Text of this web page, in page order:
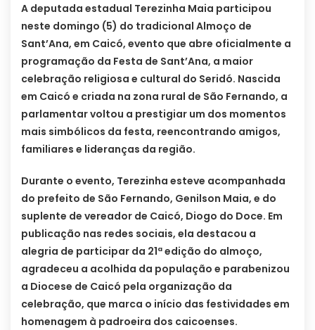
A deputada estadual Terezinha Maia participou
neste domingo (5) do tradicional Almoço de
Sant’Ana, em Caicó, evento que abre oficialmente a
programação da Festa de Sant’Ana, a maior
celebração religiosa e cultural do Seridó. Nascida
em Caicó e criada na zona rural de São Fernando, a
parlamentar voltou a prestigiar um dos momentos
mais simbólicos da festa, reencontrando amigos,
familiares e lideranças da região.
Durante o evento, Terezinha esteve acompanhada
do prefeito de São Fernando, Genilson Maia, e do
suplente de vereador de Caicó, Diogo do Doce. Em
publicação nas redes sociais, ela destacou a
alegria de participar da 21ª edição do almoço,
agradeceu a acolhida da população e parabenizou
a Diocese de Caicó pela organização da
celebração, que marca o início das festividades em
homenagem à padroeira dos caicoenses.